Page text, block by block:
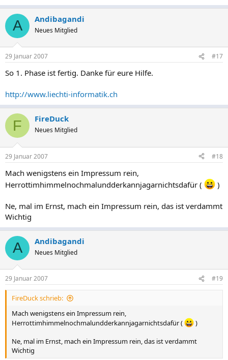
A Andibagandi
Neues Mitglied
29 Januar 2007 #17
So 1. Phase ist fertig. Danke für eure Hilfe.
http://www.liechti-informatik.ch
F FireDuck
Neues Mitglied
29 Januar 2007 #18
Mach wenigstens ein Impressum rein,
Herrottimhimmelnochmalundderkannjagarnichtsdafür (
)
Ne, mal im Ernst, mach ein Impressum rein, das ist verdammt
Wichtig
A Andibagandi
Neues Mitglied
29 Januar 2007 #19
FireDuck schrieb:
Mach wenigstens ein Impressum rein,
Herrottimhimmelnochmalundderkannjagarnichtsdafür (
)
Ne, mal im Ernst, mach ein Impressum rein, das ist verdammt
Wichtig